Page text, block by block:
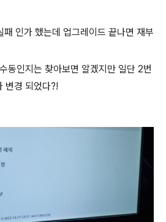
인가 했는데 업그레이드 끝나면 재부
동인지는 찾아보면 알겠지만 일단 2번
변경 되었다?!